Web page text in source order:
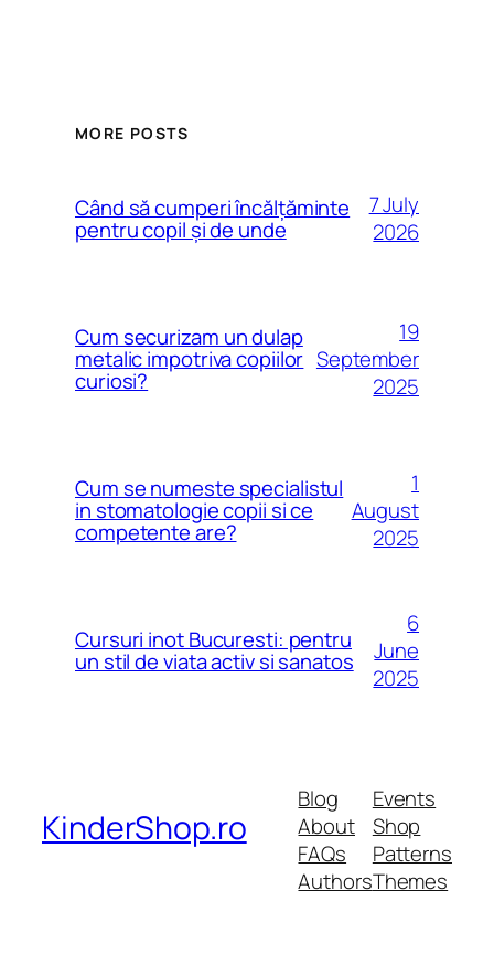
MORE POSTS
Când să cumperi încălțăminte
pentru copil și de unde
7 July
2026
Cum securizam un dulap
metalic impotriva copiilor
curiosi?
19
September
2025
Cum se numeste specialistul
in stomatologie copii si ce
competente are?
1
August
2025
Cursuri inot Bucuresti: pentru
un stil de viata activ si sanatos
6
June
2025
KinderShop.ro
Blog
About
FAQs
Authors
Events
Shop
Patterns
Themes